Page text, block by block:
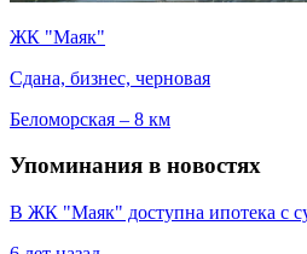
ЖК "Маяк"
Сдана, бизнес, черновая
Беломорская – 8 км
Упоминания в новостях
В ЖК "Маяк" доступна ипотека с